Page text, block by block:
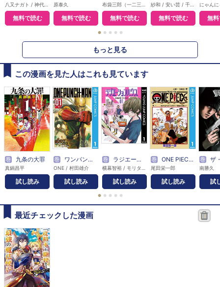
無料で読む
原泰久
無料で読む 無料で読む 無料で読む 無
● ● ● ● ●
もっと見る
この漫画を見た人はこれも見ています
巻 九条の大罪
真鍋昌平
試し読み
巻 ワンパンマン
ONE / 村田雄介
試し読み
巻 ラジエーションハウス
試し読み
巻 ONE PIECE モノクロ版
尾田栄一郎
試し読み
巻 ザ・ファブル Ｔ
南勝久
試
● ● ● ● ●
最近チェックした漫画